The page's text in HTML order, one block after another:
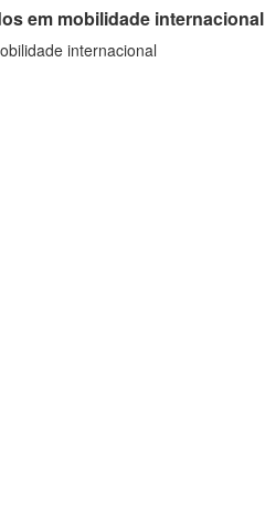
em mobilidade internacional
internacional